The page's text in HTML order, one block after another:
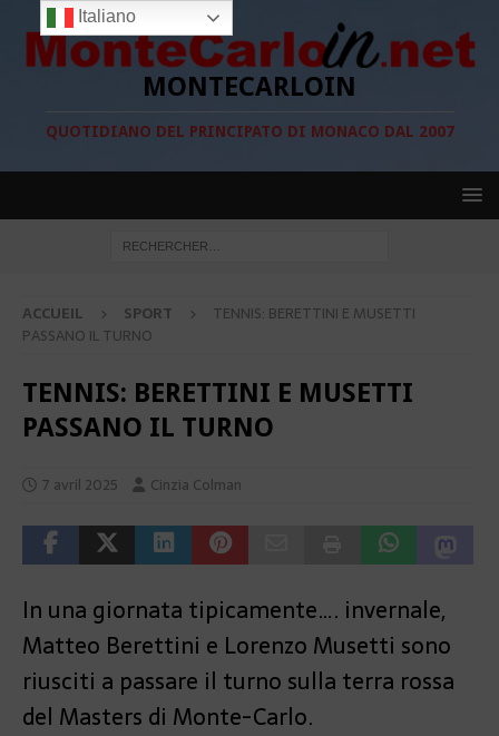
MONTECARLOIN
QUOTIDIANO DEL PRINCIPATO DI MONACO DAL 2007
ACCUEIL SPORT
TENNIS: BERETTINI E MUSETTI
PASSANO IL TURNO
TENNIS: BERETTINI E MUSETTI
PASSANO IL TURNO
7 avril 2025 Cinzia Colman
In una giornata tipicamente…. invernale,
Matteo Berettini e Lorenzo Musetti sono
riusciti a passare il turno sulla terra rossa
del Masters di Monte-Carlo.
Italiano